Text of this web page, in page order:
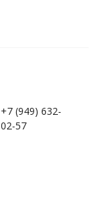
+7 (949) 632-
02-57